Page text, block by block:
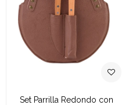
Set Parrilla Redondo con